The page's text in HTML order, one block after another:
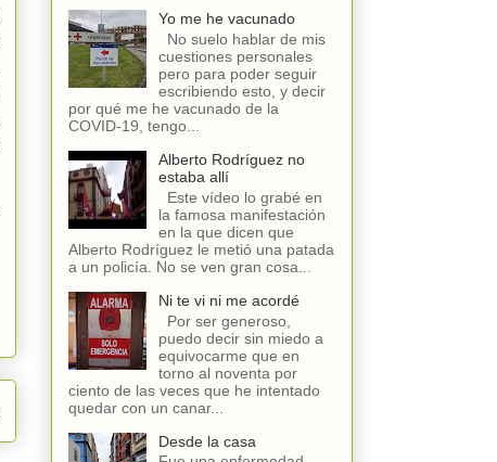
Yo me he vacunado
No suelo hablar de mis
cuestiones personales
pero para poder seguir
escribiendo esto, y decir
por qué me he vacunado de la
COVID-19, tengo...
Alberto Rodríguez no
estaba allí
Este vídeo lo grabé en
la famosa manifestación
en la que dicen que
Alberto Rodríguez le metió una patada
a un policía. No se ven gran cosa...
Ni te vi ni me acordé
Por ser generoso,
puedo decir sin miedo a
equivocarme que en
torno al noventa por
ciento de las veces que he intentado
quedar con un canar...
Desde la casa